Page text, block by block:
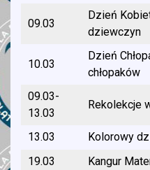
09.03
Dzień
dziewczyn
10.03
Dzień
chłopaków
09.03-
13.03
Rekolekcje
13.03
Kolorowy
19.03
Kangur